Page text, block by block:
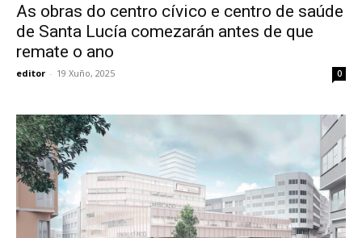
As obras do centro cívico e centro de saúde
de Santa Lucía comezarán antes de que
remate o ano
editor - 19 Xuño, 2025 0